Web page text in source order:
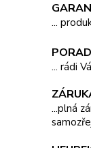
...
... rádi
...plná